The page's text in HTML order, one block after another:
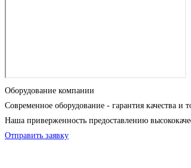
Оборудование компании
Современное оборудование - гарантия качества и
Наша приверженность предоставлению
Отправить заявку